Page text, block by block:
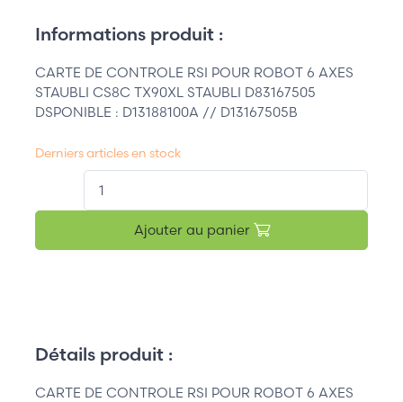
Informations produit :
CARTE DE CONTROLE RSI POUR ROBOT 6 AXES
STAUBLI CS8C TX90XL STAUBLI D83167505
DSPONIBLE : D13188100A // D13167505B
Derniers articles en stock
Ajouter au panier
Détails produit :
CARTE DE CONTROLE RSI POUR ROBOT 6 AXES